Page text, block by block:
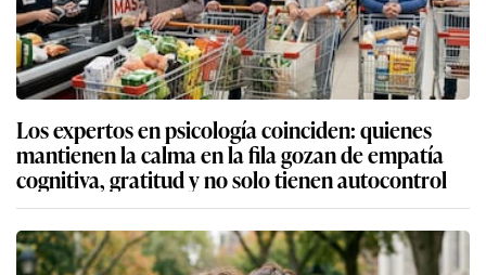
Los expertos en psicología coinciden: quienes
mantienen la calma en la fila gozan de empatía
cognitiva, gratitud y no solo tienen autocontrol